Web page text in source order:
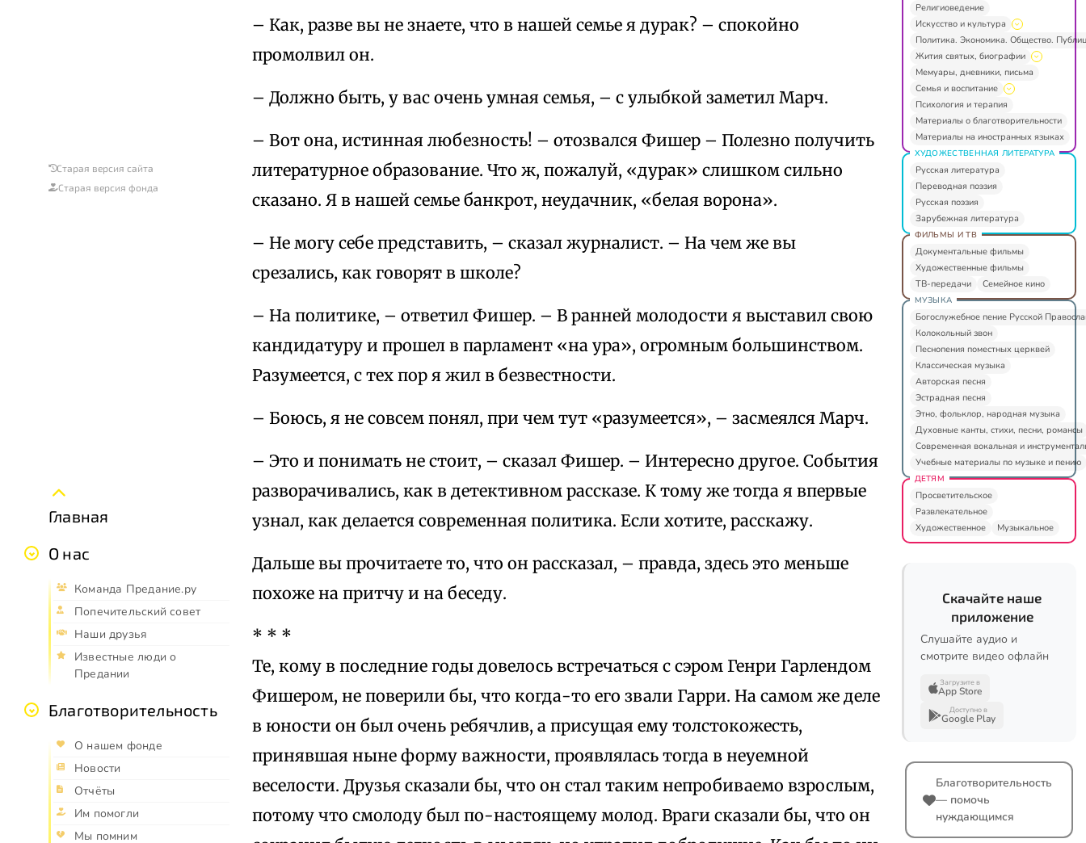
Старая версия сайта
Старая версия фонда
Главная
О нас
Команда Предание.ру
Попечительский совет
Наши друзья
Известные люди о
Предании
Благотворительность
О нашем фонде
Новости
Отчёты
Им помогли
Мы помним
– Как, разве вы не знаете, что в нашей семье я дурак? – спокойно
промолвил он.
– Должно быть, у вас очень умная семья, – с улыбкой заметил Марч.
– Вот она, истинная любезность! – отозвался Фишер – Полезно получить
литературное образование. Что ж, пожалуй, «дурак» слишком сильно
сказано. Я в нашей семье банкрот, неудачник, «белая ворона».
– Не могу себе представить, – сказал журналист. – На чем же вы
срезались, как говорят в школе?
– На политике, – ответил Фишер. – В ранней молодости я выставил свою
кандидатуру и прошел в парламент «на ура», огромным большинством.
Разумеется, с тех пор я жил в безвестности.
– Боюсь, я не совсем понял, при чем тут «разумеется», – засмеялся Марч.
– Это и понимать не стоит, – сказал Фишер. – Интересно другое. События
разворачивались, как в детективном рассказе. К тому же тогда я впервые
узнал, как делается современная политика. Если хотите, расскажу.
Дальше вы прочитаете то, что он рассказал, – правда, здесь это меньше
похоже на притчу и на беседу.
* * *
Те, кому в последние годы довелось встречаться с сэром Генри Гарлендом
Фишером, не поверили бы, что когда-то его звали Гарри. На самом же деле
в юности он был очень ребячлив, а присущая ему толстокожесть,
принявшая ныне форму важности, проявлялась тогда в неуемной
веселости. Друзья сказали бы, что он стал таким непробиваемо взрослым,
потому что смолоду был по-настоящему молод. Враги сказали бы, что он
Религиоведение
Искусство и культура
Политика. Экономика. Общество.
Жития святых, биографии
Мемуары, дневники, письма
Семья и воспитание
Психология и терапия
Материалы о благотворительности
Материалы на иностранных языках
ХУДОЖЕСТВЕННАЯ ЛИТЕРАТУРА
Русская литература
Переводная поэзия
Русская поэзия
Зарубежная литература
ФИЛЬМЫ И ТВ
Документальные фильмы
Художественные фильмы
ТВ-передачи
Семейное кино
МУЗЫКА
Богослужебное пение Русской
Колокольный звон
Песнопения поместных церквей
Классическая музыка
Авторская песня
Эстрадная песня
Этно, фольклор, народная музыка
Духовные канты, стихи, песни, романсы
Современная вокальная и
Учебные материалы по музыке и пению
ДЕТЯМ
Просветительское
Развлекательное
Художественное
Музыкальное
Скачайте наше
приложение
Слушайте аудио и
смотрите видео офлайн
Загрузите в
App Store
Доступно в
Google Play
Благотворительность
— помочь
нуждающимся